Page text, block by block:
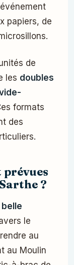
papiers, de
de
les doubles
formats
des
prévues
?
belle
le
au
au Moulin